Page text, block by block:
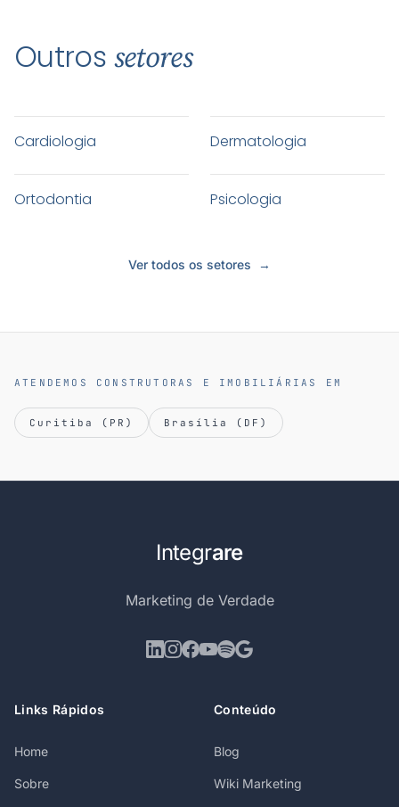
Outros setores
Cardiologia Dermatologia
Ortodontia Psicologia
Ver todos os setores →
ATENDEMOS CONSTRUTORAS E IMOBILIÁRIAS EM
Curitiba (PR) Brasília (DF)
Integrare
Marketing de Verdade
Links Rápidos
Home
Sobre
Conteúdo
Blog
Wiki Marketing